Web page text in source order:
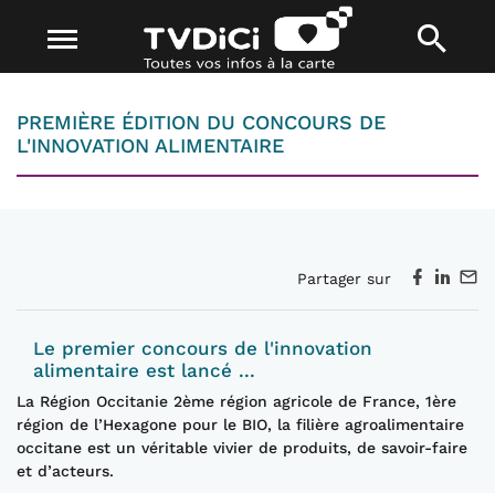
PREMIÈRE ÉDITION DU CONCOURS DE
L'INNOVATION ALIMENTAIRE
Partager sur
Le premier concours de l'innovation
alimentaire est lancé ...
La Région Occitanie 2ème région agricole de France, 1ère
région de l’Hexagone pour le BIO, la filière agroalimentaire
occitane est un véritable vivier de produits, de savoir-faire
et d’acteurs.